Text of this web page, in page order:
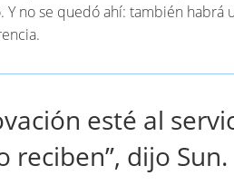
no se quedó ahí: también
esté al
reciben”, dijo Sun.